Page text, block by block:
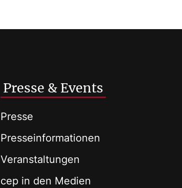
Presse & Events
Presse
Presseinformationen
Veranstaltungen
cep in den Medien